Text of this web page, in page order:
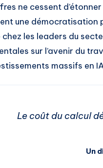
ne cessent
une démocratisation
chez les leaders du
sur l’avenir du
massifs en
Le coût du calcul
Un